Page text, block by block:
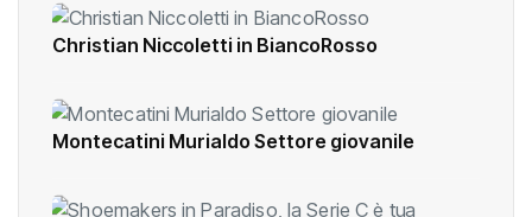
Christian Niccoletti in BiancoRosso
Montecatini Murialdo Settore giovanile